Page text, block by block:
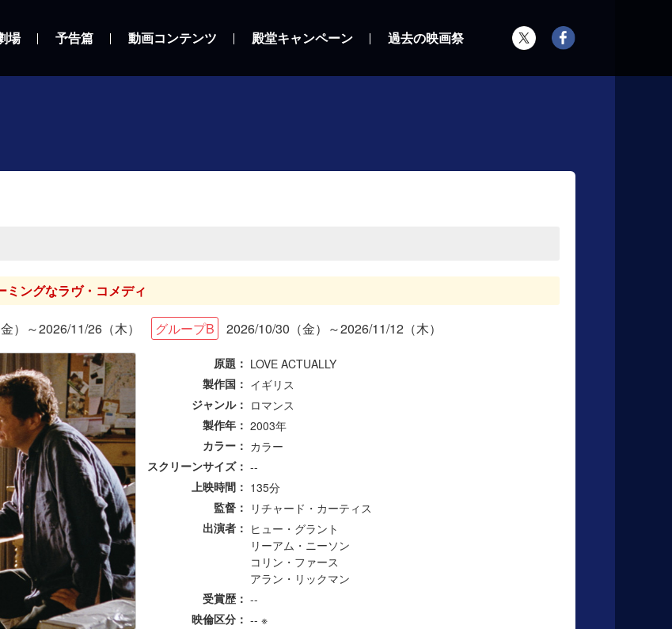
場 予告篇 動画コンテンツ 殿堂キャンペーン 過去の映画祭
ングなラヴ・コメディ
）～2026/11/26（木） グループB 2026/10/30（金）～2026/11/12（木）
原題
LOVE ACTUALLY
製作国
イギリス
ジャンル
ロマンス
製作年
2003年
カラー
カラー
スクリーンサイズ
--
上映時間
135分
監督
リチャード・カーティス
出演者
ヒュー・グラント
リーアム・ニーソン
コリン・ファース
アラン・リックマン
受賞歴
--
映倫区分
-- ※